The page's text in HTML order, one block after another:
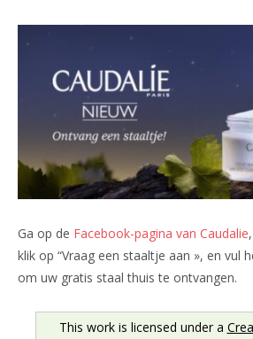
Ga op de Facebook-pagina van Caudalie
klik op “Vraag een staaltje aan », en vul
om uw gratis staal thuis te ontvangen.
This work is licensed under a